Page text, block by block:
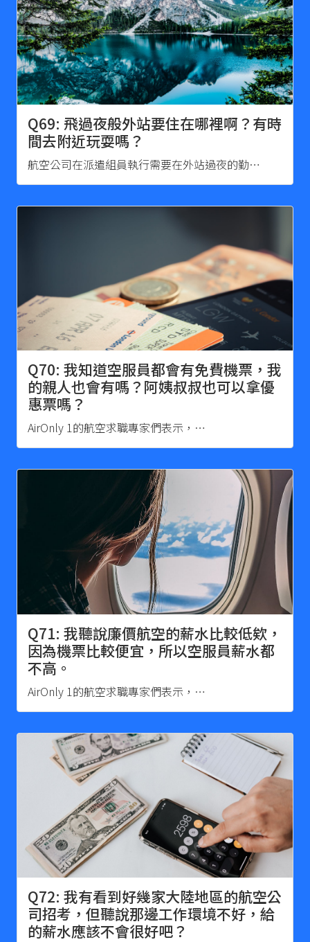
Q69: 飛過夜般外站要住在哪裡啊？有時
間去附近玩耍嗎？
航空公司在派遣組員執行需要在外站過夜的勤…
Q70: 我知道空服員都會有免費機票，我
的親人也會有嗎？阿姨叔叔也可以拿優
惠票嗎？
AirOnly 1的航空求職專家們表示，…
Q71: 我聽說廉價航空的薪水比較低欸，
因為機票比較便宜，所以空服員薪水都
不高。
AirOnly 1的航空求職專家們表示，…
Q72: 我有看到好幾家大陸地區的航空公
司招考，但聽說那邊工作環境不好，給
的薪水應該不會很好吧？